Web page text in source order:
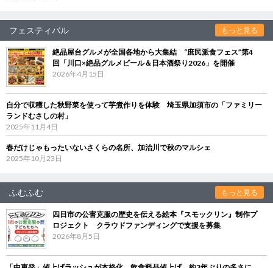
フェスティバル もっと見る
絶品屋台グルメが全国各地から大集結 “庶民派食フェス”第4
回「川口×絶品グルメビール＆日本酒祭り2026」を開催
2026年4月15日
自分で収穫した秋野菜を使って芋煮作りを体験 埼玉県加須市の「ファミリー
ランドむさしの村」
2025年11月4日
春だけじゃもったいないさくらの名所、加治川で秋のマルシェ
2025年10月23日
ふむふむ もっと見る
四日市の公害克服の歴史を伝える絵本『スモックリン』制作プ
ロジェクト クラウドファンディングで支援を募集
2026年8月5日